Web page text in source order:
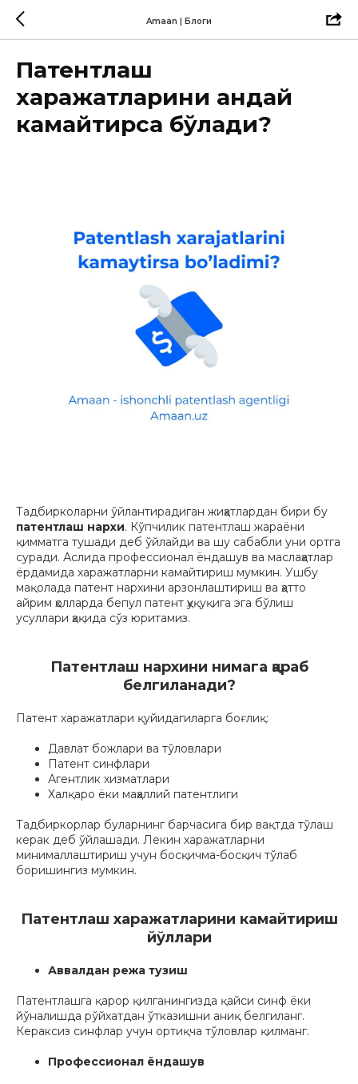
Amaan | Блоги
Патентлаш
харажатларини қандай
камайтирса бўлади?
Тадбирколарни ўйлантирадиган жиҳатлардан бири бу
патентлаш нархи. Кўпчилик патентлаш жараёни
қимматга тушади деб ўйлайди ва шу сабабли уни ортга
суради. Аслида профессионал ёндашув ва маслаҳатлар
ёрдамида харажатларни камайтириш мумкин. Ушбу
мақолада патент нархини арзонлаштириш ва ҳатто
айрим ҳолларда бепул патент ҳуқуқига эга бўлиш
усуллари ҳақида сўз юритамиз.
Патентлаш нархини нимага қараб
белгиланади?
Патент харажатлари қуйидагиларга боғлиқ:
Давлат божлари ва тўловлари
Патент синфлари
Агентлик хизматлари
Халқаро ёки маҳаллий патентлиги
Тадбиркорлар буларнинг барчасига бир вақтда тўлаш
керак деб ўйлашади. Лекин харажатларни
минималлаштириш учун босқичма-босқич тўлаб
боришингиз мумкин.
Патентлаш харажатларини камайтириш
йўллари
Аввалдан режа тузиш
Патентлашга қарор қилганингизда қайси синф ёки
йўналишда рўйхатдан ўтказишни аниқ белгиланг.
Кераксиз синфлар учун ортиқча тўловлар қилманг.
Профессионал ёндашув